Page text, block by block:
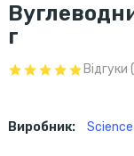
г
Відгуки
Виробник: